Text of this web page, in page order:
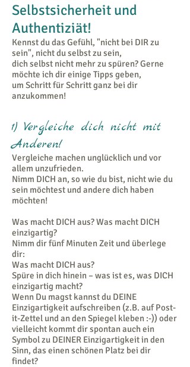
Selbstsicherheit und
Authentiziät!
​Kennst du das Gefühl, "nicht bei DIR zu
sein", nicht du selbst zu sein,
dich selbst nicht mehr zu spüren? Gerne
möchte ich dir einige Tipps geben,
um Schritt für Schritt ganz bei dir
anzukommen!
​1) Vergleiche dich nicht mit
Anderen!
Vergleiche machen unglücklich und vor
allem unzufrieden.
Nimm DICH an, so wie du bist, nicht wie du
sein möchtest und andere dich haben
möchten!
Was macht DICH aus? Was macht DICH
einzigartig?
Nimm dir fünf Minuten Zeit und überlege
dir:
Was macht DICH aus?
Spüre in dich hinein – was ist es, was DICH
einzigartig macht?
Wenn Du magst kannst du DEINE
Einzigartigkeit aufschreiben (z.B. auf Post-
it-Zettel und an den Spiegel kleben :-)) oder
vielleicht kommt dir spontan auch ein
Symbol zu DEINER Einzigartigkeit in den
Sinn, das einen schönen Platz bei dir
findet?